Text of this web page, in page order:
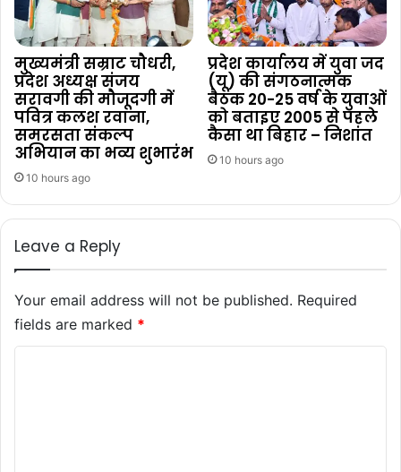
मुख्यमंत्री सम्राट चौधरी,
प्रदेश अध्यक्ष संजय
सरावगी की मौजूदगी में
पवित्र कलश रवाना,
समरसता संकल्प
अभियान का भव्य शुभारंभ
10 hours ago
प्रदेश कार्यालय में युवा जद
(यू) की संगठनात्मक
बैठक 20-25 वर्ष के युवाओं
को बताइए 2005 से पहले
कैसा था बिहार – निशांत
10 hours ago
Leave a Reply
Your email address will not be published. Required
fields are marked *